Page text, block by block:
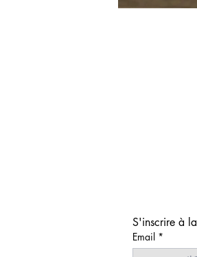
S'inscrire à la
Email *